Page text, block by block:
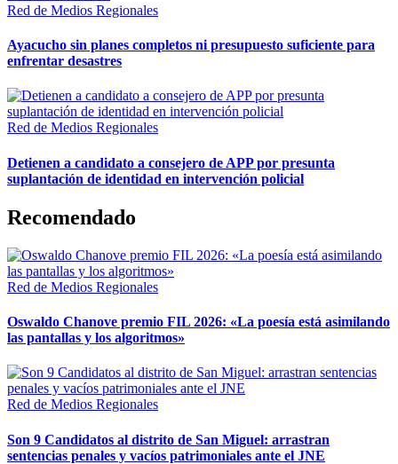
Red de Medios Regionales
Ayacucho sin planes completos ni presupuesto suficiente para
enfrentar desastres
Red de Medios Regionales
Detienen a candidato a consejero de APP por presunta
suplantación de identidad en intervención policial
Recomendado
Red de Medios Regionales
Oswaldo Chanove premio FIL 2026: «La poesía está asimilando
las pantallas y los algoritmos»
Red de Medios Regionales
Son 9 Candidatos al distrito de San Miguel: arrastran
sentencias penales y vacíos patrimoniales ante el JNE